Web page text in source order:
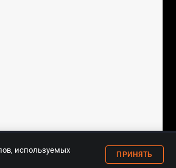
18+
используемых
ПРИНЯТЬ